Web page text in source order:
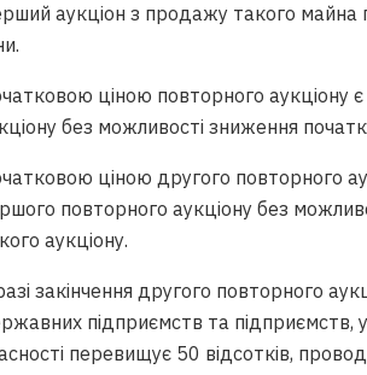
аукціон з продажу такого майна
ціною повторного аукціону
без можливості зниження
ціною другого повторного
повторного аукціону без
аукціону.
закінчення другого повторного
підприємств та підприємств,
перевищує 50 відсотків,